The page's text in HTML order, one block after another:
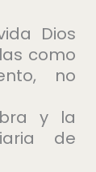
Dios
como
no
y la
de